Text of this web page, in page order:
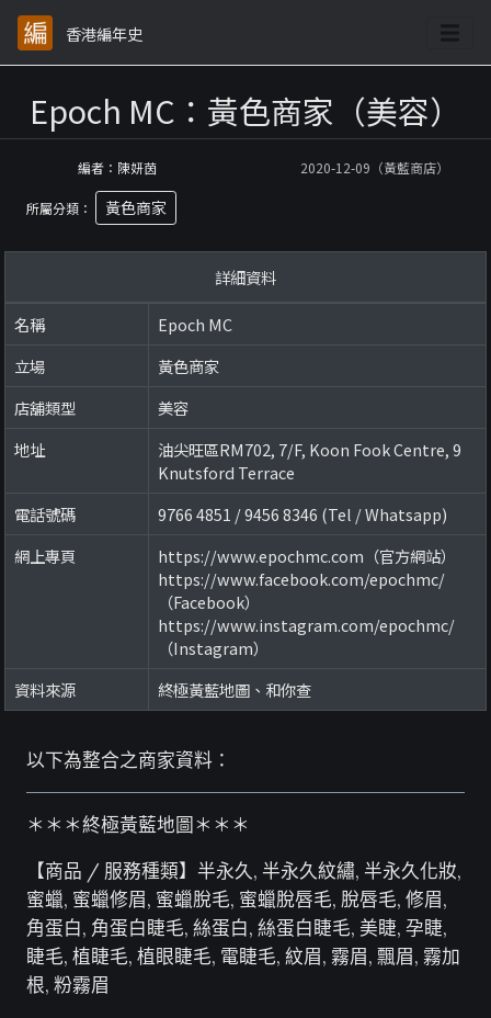
香港編年史
Epoch MC：黃色商家（美容）
編者：陳妍茵 2020-12-09（黃藍商店）
所屬分類： 黃色商家
詳細資料
名稱
Epoch MC
立場
黃色商家
店舖類型
美容
地址
油尖旺區RM702, 7/F, Koon Fook Centre, 9
Knutsford Terrace
電話號碼
9766 4851 / 9456 8346 (Tel / Whatsapp)
網上專頁
https://www.epochmc.com（官方網站）
https://www.facebook.com/epochmc/
（Facebook）
https://www.instagram.com/epochmc/
（Instagram）
資料來源
終極黃藍地圖、和你查
以下為整合之商家資料：
＊＊＊終極黃藍地圖＊＊＊
【商品 / 服務種類】半永久, 半永久紋繡, 半永久化妝,
蜜蠟, 蜜蠟修眉, 蜜蠟脫毛, 蜜蠟脫唇毛, 脫唇毛, 修眉,
角蛋白, 角蛋白睫毛, 絲蛋白, 絲蛋白睫毛, 美睫, 孕睫,
睫毛, 植睫毛, 植眼睫毛, 電睫毛, 紋眉, 霧眉, 飄眉, 霧加
根, 粉霧眉